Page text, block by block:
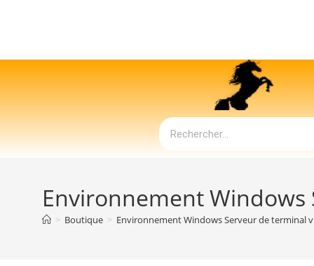
Environnement
> Boutique > Environnement Windows Serveur de terminal